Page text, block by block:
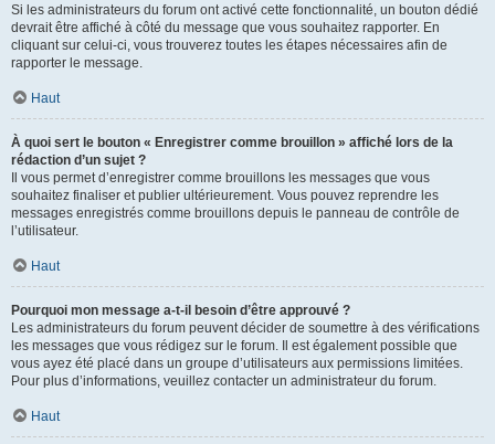
Si les administrateurs du forum ont activé cette fonctionnalité, un bouton dédié
devrait être affiché à côté du message que vous souhaitez rapporter. En
cliquant sur celui-ci, vous trouverez toutes les étapes nécessaires afin de
rapporter le message.
Haut
À quoi sert le bouton « Enregistrer comme brouillon » affiché lors de la
rédaction d’un sujet ?
Il vous permet d’enregistrer comme brouillons les messages que vous
souhaitez finaliser et publier ultérieurement. Vous pouvez reprendre les
messages enregistrés comme brouillons depuis le panneau de contrôle de
l’utilisateur.
Haut
Pourquoi mon message a-t-il besoin d’être approuvé ?
Les administrateurs du forum peuvent décider de soumettre à des vérifications
les messages que vous rédigez sur le forum. Il est également possible que
vous ayez été placé dans un groupe d’utilisateurs aux permissions limitées.
Pour plus d’informations, veuillez contacter un administrateur du forum.
Haut